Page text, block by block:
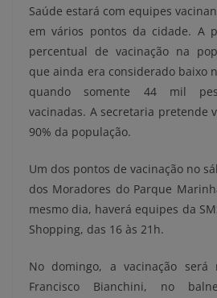
Saúde estará com equipes
em vários pontos da cidade. A
percentual de vacinação na
que ainda era considerado baixo
quando somente 44 mil
vacinadas. A secretaria pretende
90% da população.
Um dos pontos de vacinação no
dos Moradores do Parque
mesmo dia, haverá equipes da
Shopping, das 16 às 21h.
No domingo, a vacinação será
Francisco Bianchini, no